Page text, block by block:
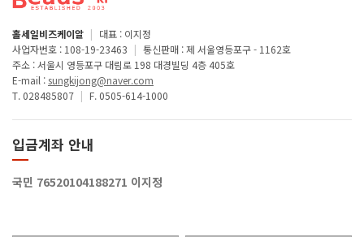
홀세일비즈케이알 | 대표 : 이지정
사업자번호 : 108-19-23463 | 통신판매 : 제 서울영등포구 - 1162호
주소 : 서울시 영등포구 대림로 198 대경빌딩 4층 405호
E-mail :sungkijong@naver.com
T. 028485807 | F. 0505-614-1000
입금계좌 안내
국민 76520104188271 이지정